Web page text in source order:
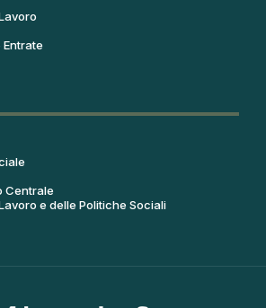
Centrale
e delle Politiche Sociali